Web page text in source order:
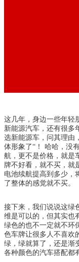
这几年，身边一些年轻
新能源汽车，还有很多
选新能源车，问其理由
体形象了“！ 哈哈，没
航，更不是价格，就是
牌不好看，就不买，就
电池续航提高到多少，
了整体的感觉就不买。
接下来，我们说说这绿
维是可以的，但其实也
绿色的也不一定就不环
色车牌让很多人不喜欢
绿，绿就算了，还是渐
各种颜色的汽车搭配都